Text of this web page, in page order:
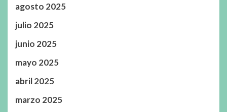
agosto 2025
julio 2025
junio 2025
mayo 2025
abril 2025
marzo 2025